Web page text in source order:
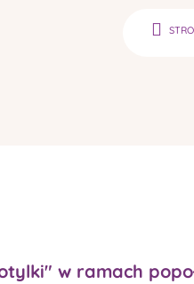
w ramach